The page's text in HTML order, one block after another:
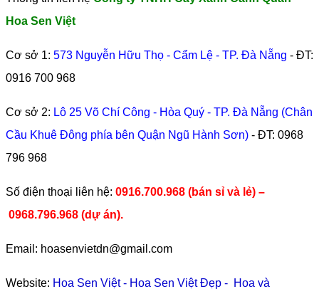
Hoa Sen Việt
Cơ sở 1: 573 Nguyễn Hữu Thọ - Cẩm Lệ - TP. Đà Nẵng - ĐT:
0916 700 968
Cơ sở 2: Lô 25 Võ Chí Công - Hòa Quý - TP. Đà Nẵng (Chân
Cầu Khuê Đông phía bên Quận Ngũ Hành Sơn) - ĐT: 0968
796 968
​Số điện thoại liên hệ: 0916.700.968 (bán sỉ và lẻ) –
0968.796.968 (dự án).
Email: hoasenvietdn@gmail.com
Website: Hoa Sen Việt- Hoa Sen Việt Đẹp - Hoa và